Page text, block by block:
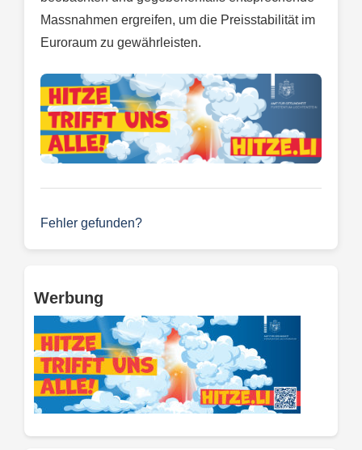
Massnahmen ergreifen, um die Preisstabilität im
Euroraum zu gewährleisten.
Fehler gefunden?
Werbung